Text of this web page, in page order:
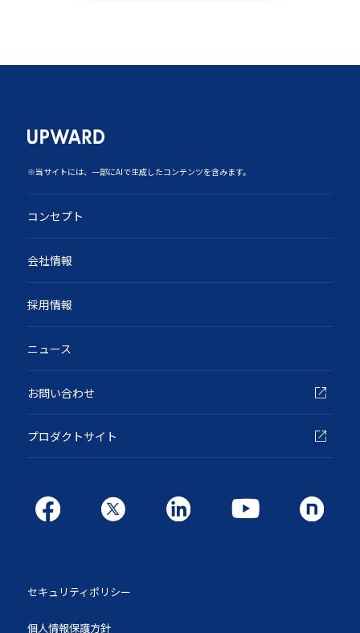
‍※当サイトには、一部にAIで生成したコンテンツを含みます。
コンセプト
会社情報
採用情報
ニュース
お問い合わせ
プロダクトサイト
セキュリティポリシー
個人情報保護方針